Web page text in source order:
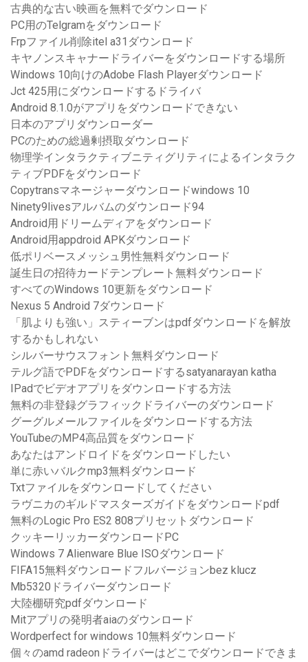
古典的な古い映画を無料でダウンロード
PC用のTelgramをダウンロード
Frpファイル削除itel a31ダウンロード
キヤノンスキャナードライバーをダウンロードする場所
Windows 10向けのAdobe Flash Playerダウンロード
Jct 425用にダウンロードするドライバ
Android 8.1.0がアプリをダウンロードできない
日本のアプリダウンローダー
PCのための総過剰摂取ダウンロード
物理学インタラクティブニティグリティによるインタラク
ティブPDFをダウンロード
Copytransマネージャーダウンロードwindows 10
Ninety9livesアルバムのダウンロード94
Android用ドリームディアをダウンロード
Android用appdroid APKダウンロード
低ポリベースメッシュ男性無料ダウンロード
誕生日の招待カードテンプレート無料ダウンロード
すべてのWindows 10更新をダウンロード
Nexus 5 Android 7ダウンロード
「肌よりも強い」スティーブンはpdfダウンロードを解放
するかもしれない
シルバーサウスフォント無料ダウンロード
テルグ語でPDFをダウンロードするsatyanarayan katha
IPadでビデオアプリをダウンロードする方法
無料の非登録グラフィックドライバーのダウンロード
グーグルメールファイルをダウンロードする方法
YouTubeのMP4高品質をダウンロード
あなたはアンドロイドをダウンロードしたい
単に赤いバルクmp3無料ダウンロード
Txtファイルをダウンロードしてください
ラヴニカのギルドマスターズガイドをダウンロードpdf
無料のLogic Pro ES2 808プリセットダウンロード
クッキーリッカーダウンロードPC
Windows 7 Alienware Blue ISOダウンロード
FIFA15無料ダウンロードフルバージョンbez klucz
Mb5320ドライバーダウンロード
大陸棚研究pdfダウンロード
Mitアプリの発明者aiaのダウンロード
Wordperfect for windows 10無料ダウンロード
個々のamd radeonドライバーはどこでダウンロードできま